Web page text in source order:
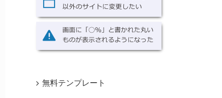
無料テンプレート